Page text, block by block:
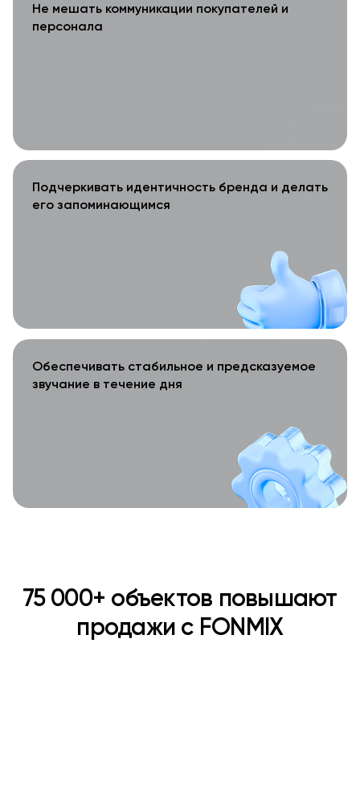
Не мешать коммуникации покупателей и
персонала
Подчеркивать идентичность бренда и делать
его запоминающимся
Обеспечивать стабильное и предсказуемое
звучание в течение дня
75 000+ объектов повышают
продажи с FONMIX